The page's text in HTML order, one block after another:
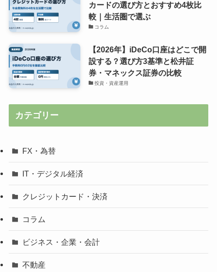
カードの選び方とおすすめ4枚比
較｜生活圏で選ぶ
コラム
【2026年】iDeCo口座はどこで開
設する？選び方3基準と松井証
券・マネックス証券の比較
投資・資産運用
カテゴリー
FX・為替
IT・デジタル経済
クレジットカード・決済
コラム
ビジネス・企業・会計
不動産